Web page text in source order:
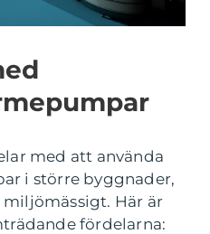
med att använda
i större byggnader,
Här är
fördelarna: